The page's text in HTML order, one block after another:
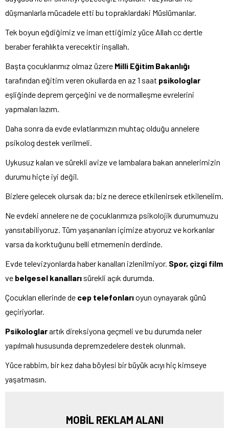
düşmanlarla mücadele etti bu topraklardaki Müslümanlar.
Tek boyun eğdiğimiz ve iman ettiğimiz yüce Allah cc dertle
beraber ferahlıkta verecektir inşallah.
Başta çocuklarımız olmaz üzere Milli Eğitim Bakanlığı
tarafından eğitim veren okullarda en az 1 saat psikologlar
eşliğinde deprem gerçeğini ve de normalleşme evrelerini
yapmaları lazım.
Daha sonra da evde evlatlarımızın muhtaç olduğu annelere
psikolog destek verilmeli.
Uykusuz kalan ve sürekli avize ve lambalara bakan annelerimizin
durumu hiçte iyi değil.
Bizlere gelecek olursak da; biz ne derece etkilenirsek etkilenelim.
Ne evdeki annelere ne de çocuklarımıza psikolojik durumumuzu
yansıtabiliyoruz. Tüm yaşananları içimize atıyoruz ve korkanlar
varsa da korktuğunu belli etmemenin derdinde.
Evde televizyonlarda haber kanalları izlenilmiyor. Spor, çizgi film
ve belgesel kanalları sürekli açık durumda.
Çocukları ellerinde de cep telefonlarıoyun oynayarak günü
geçiriyorlar.
Psikologlarartık direksiyona geçmeli ve bu durumda neler
yapılmalı hususunda depremzedelere destek olunmalı.
Yüce rabbim, bir kez daha böylesi bir büyük acıyı hiç kimseye
yaşatmasın.
MOBİL REKLAM ALANI